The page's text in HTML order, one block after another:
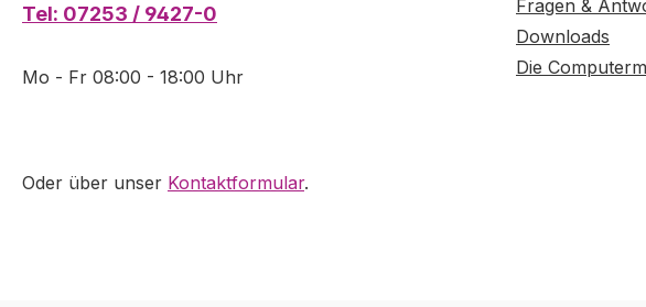
Tel: 07253 / 9427-0
Mo - Fr 08:00 - 18:00 Uhr
Oder über unser Kontaktformular.
Fragen &
Downloads
Die